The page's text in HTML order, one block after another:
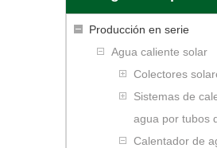
Producción en serie
Agua caliente solar
Colectores
Sistemas de
agua por tubos
Calentador de